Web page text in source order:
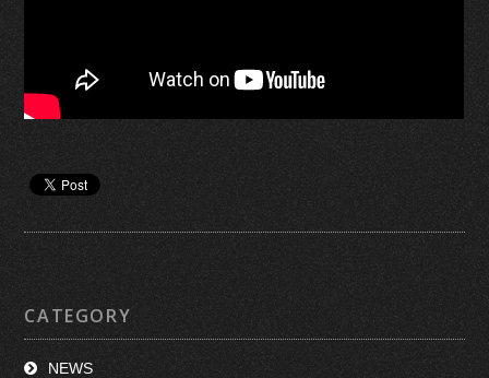
CATEGORY
NEWS